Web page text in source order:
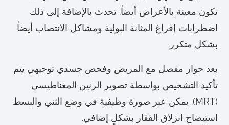
تكون معينة بالأعراض أيضاً. تحدث بالإضافة إلى ذلك
اضطرابات إفراغ المثانة البولية ومشاكل الانتصاب أيضاً
بشكل متكرر.
بعد حوار مفصل مع المريض وفحص جسدي توجيهي يتم
تأكيد التشخيص بواسطة تصوير الرنين المغناطيسي
(MRT). يمكن عبر صورة وظيفية في وضع الثني والبسط
استيضاح انزلاق الفقار بشكلٍ إضافي.